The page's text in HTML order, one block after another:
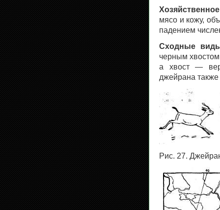
мясо и кожу,
падением
Сходные
черным
а хвост —
джейрана также
Рис. 27.